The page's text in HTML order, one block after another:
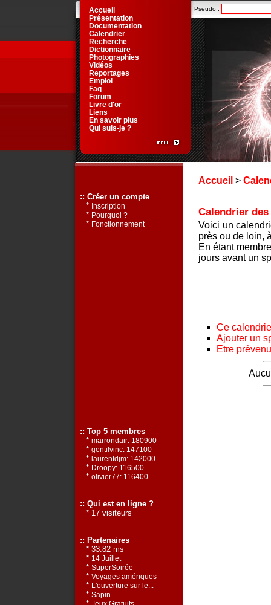
Accueil >
Calendrier
Voici un
près ou de loin,
En étant
jours avant un
Ce
Ajouter un
Etre
Pseudo :
Accueil
Présentation
Documentation
Calendrier
Recherche
Dictionnaire
Photographies
Vidéos
Reportages
Emploi
Faq
Forum
Livre d'or
Liens
En savoir plus
Qui suis-je ?
:: Créer un compte
* Inscription
* Pourquoi ?
* Fonctionnement
:: Top 5 membres
* marrondair: 180900
* gentilvinc: 147100
* laurentdjm: 142000
* Droopy: 116500
* olivier77: 116400
:: Qui est en ligne ?
* 17 visiteurs
:: Partenaires
* 33.82 ms
* 14 Juillet
* SuperSoirée
* Voyages amériques
* L'ouverture sur le...
* Sapin